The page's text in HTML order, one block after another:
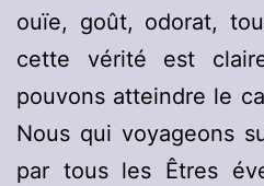
ouïe, goût, odorat,
cette vérité est
pouvons atteindre le
Nous qui voyageons
par tous les Êtres